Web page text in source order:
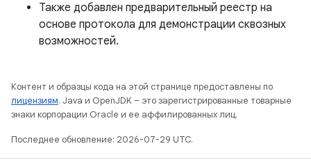
Также добавлен предварительный реестр на
основе протокола для демонстрации сквозных
возможностей.
Контент и образцы кода на этой странице предоставлены по
лицензиям. Java и OpenJDK – это зарегистрированные товарные
знаки корпорации Oracle и ее аффилированных лиц.
Последнее обновление: 2026-07-29 UTC.